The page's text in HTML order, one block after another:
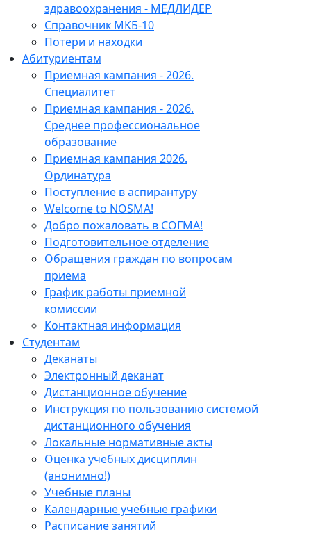
здравоохранения - МЕДЛИДЕР
Справочник МКБ-10
Потери и находки
Абитуриентам
Приемная кампания - 2026.
Специалитет
Приемная кампания - 2026.
Среднее профессиональное
образование
Приемная кампания 2026.
Ординатура
Поступление в аспирантуру
Welcome to NOSMA!
Добро пожаловать в СОГМА!
Подготовительное отделение
Обращения граждан по вопросам
приема
График работы приемной
комиссии
Контактная информация
Студентам
Деканаты
Электронный деканат
Дистанционное обучение
Инструкция по пользованию системой
дистанционного обучения
Локальные нормативные акты
Оценка учебных дисциплин
(анонимно!)
Учебные планы
Календарные учебные графики
Расписание занятий